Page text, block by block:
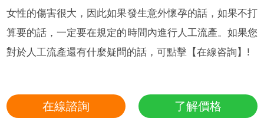
女性的傷害很大，因此如果發生意外懷孕的話，如果不打
算要的話，一定要在規定的時間內進行人工流產。如果您
對於人工流產還有什麼疑問的話，可點擊【在線咨詢】!
在線諮詢 了解價格